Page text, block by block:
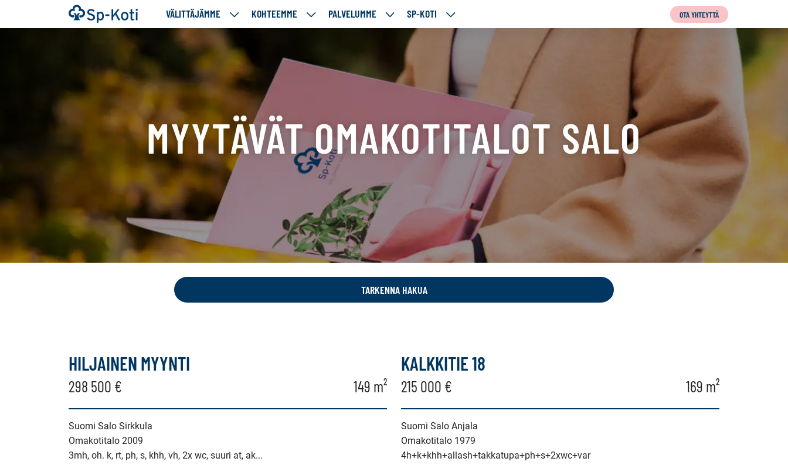
Siirry
sisältöön
Etusivu VÄLITTÄJÄMME
VÄLITTÄJÄMME
KOHTEEMME
KOHTEEMME
PALVELUMME
PALVELUMME
ALASIVUT
SP-KOTI
SP-
KOTI
ALASIVUT
OTA YHTEYTTÄ
MYYTÄVÄT OMAKOTITALOT SALO
Tällä
sivulla
näytetään
erillistalo,
maatila
TARKENNA HAKUA
HILJAINEN MYYNTI
298 500 € 149 m²
Suomi Salo Sirkkula
Omakotitalo 2009
3mh, oh. k, rt, ph, s, khh, vh, 2x wc, suuri at, ak...
KALKKITIE 18
215 000 € 169 m²
Suomi Salo Anjala
Omakotitalo 1979
4h+k+khh+allash+takkatupa+ph+s+2xwc+var